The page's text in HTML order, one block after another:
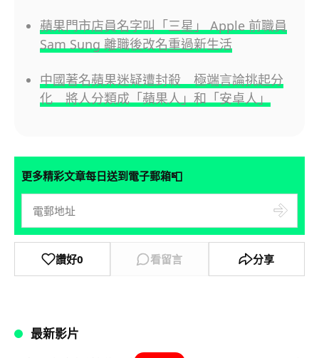
蘋果門市店員名字叫「三星」 Apple 前職員
Sam Sung 離職後改名重過新生活
中國著名蘋果迷疑遭封殺 極端言論挑起分
化 將人分類成「蘋果人」和「安卓人」
更多精彩文章每日送到電子郵箱📮
讚好0 看留言 分享
最新影片